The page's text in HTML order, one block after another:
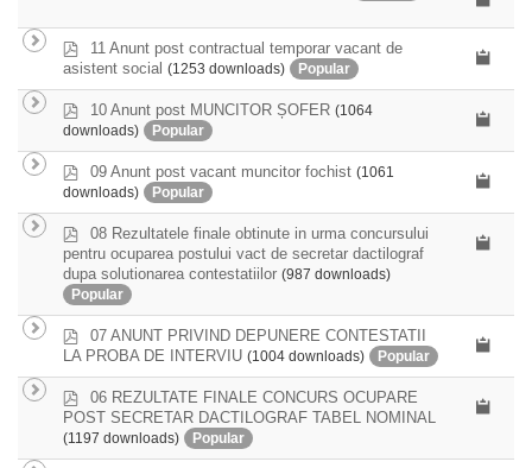
f
d
11 Anunt post contractual temporar vacant de
asistent social (1253 downloads) Popular
d
10 Anunt post MUNCITOR ȘOFER (1064
downloads)
Popular
d
09 Anunt post vacant muncitor fochist (1061
downloads)
Popular
d
f
08 Rezultatele finale obtinute in urma concursului
pentru ocuparea postului vact de secretar dactilograf
dupa solutionarea contestatiilor (987 downloads)
Popular
d
07 ANUNT PRIVIND DEPUNERE CONTESTATII
LA PROBA DE INTERVIU (1004 downloads) Popular
d
f
06 REZULTATE FINALE CONCURS OCUPARE
POST SECRETAR DACTILOGRAF TABEL NOMINAL
(1197 downloads) Popular